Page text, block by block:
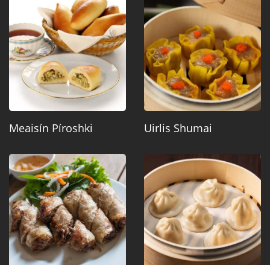
Meaisín Píroshki Uirlis Shumai